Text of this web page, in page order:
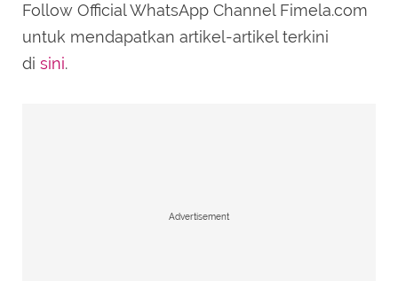
Follow Official WhatsApp Channel Fimela.com
untuk mendapatkan artikel-artikel terkini
di sini.
Advertisement